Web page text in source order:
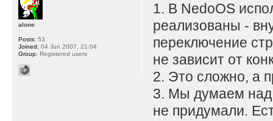
1. В NedoOS
реализованы -
переключение
не зависит от
2. Это сложно, а
3. Мы думаем над
не придумали.
alone
Posts: 53
Joined: 04 Jun 2007, 21:04
Group: Registered users